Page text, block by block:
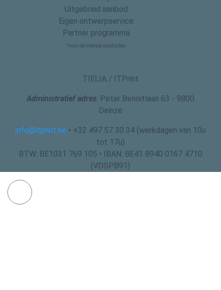
Uitgebreid aanbod
Eigen ontwerpservice
Partner programma
*voor de meeste producten
TIELIA / ITPrint
Administratief adres: Peter Benoitlaan 63 - 9800
Deinze
info@itprint.be • +32 497 57 30 34 (werkdagen van 10u
tot 17u)
BTW: BE1031 769 105 • IBAN: BE41 8940 0167 4710
(VDSPB91)